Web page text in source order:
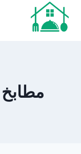
التجاوز
المحتوى